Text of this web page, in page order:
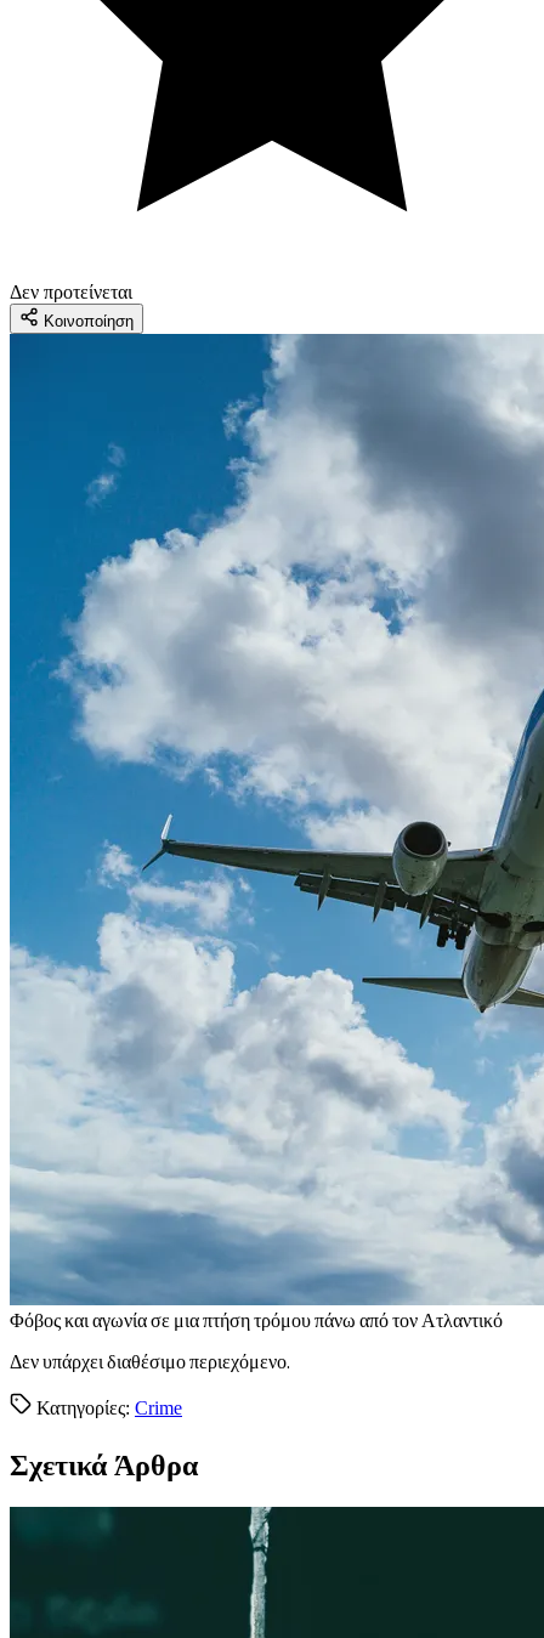
Δεν προτείνεται
Κοινοποίηση
Φόβος και αγωνία σε μια πτήση τρόμου πάνω από τον Ατλαντικό
Δεν υπάρχει διαθέσιμο περιεχόμενο.
Κατηγορίες: Crime
Σχετικά Άρθρα